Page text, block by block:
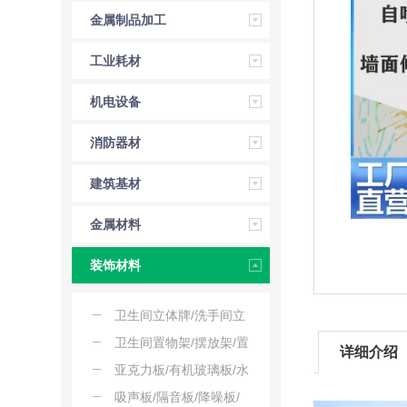
金属制品加工
工业耗材
机电设备
消防器材
建筑基材
金属材料
装饰材料
卫生间立体牌/洗手间立
牌/公厕立牌/立式提示牌
卫生间置物架/摆放架/置
物台/陈列架/置物架子
亚克力板/有机玻璃板/水
晶板/亚克力塑料
吸声板/隔音板/降噪板/
详细介绍